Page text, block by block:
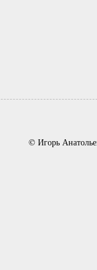
© Игорь